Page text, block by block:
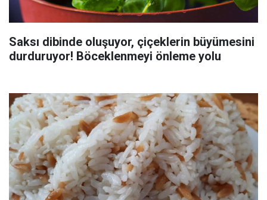
Saksı dibinde oluşuyor, çiçeklerin büyümesini
durduruyor! Böceklenmeyi önleme yolu